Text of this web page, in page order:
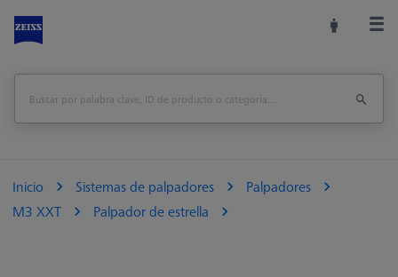
Inicio Sistemas de palpadores
Palpadores
M3 XXT
Palpador de estrella